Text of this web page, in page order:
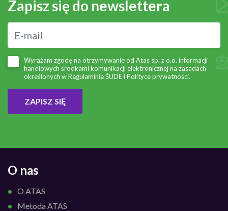
Zapisz się do newslettera
ZAPISZ SIĘ
Wyrażam zgodę na otrzymywanie od Atas sp. z o.o. informacji
handlowych środkami komunikacji elektronicznej na zasadach
określonych wRegulaminie ŚUDEiPolityce prywatności.
O nas
O ATAS
Metoda ATAS